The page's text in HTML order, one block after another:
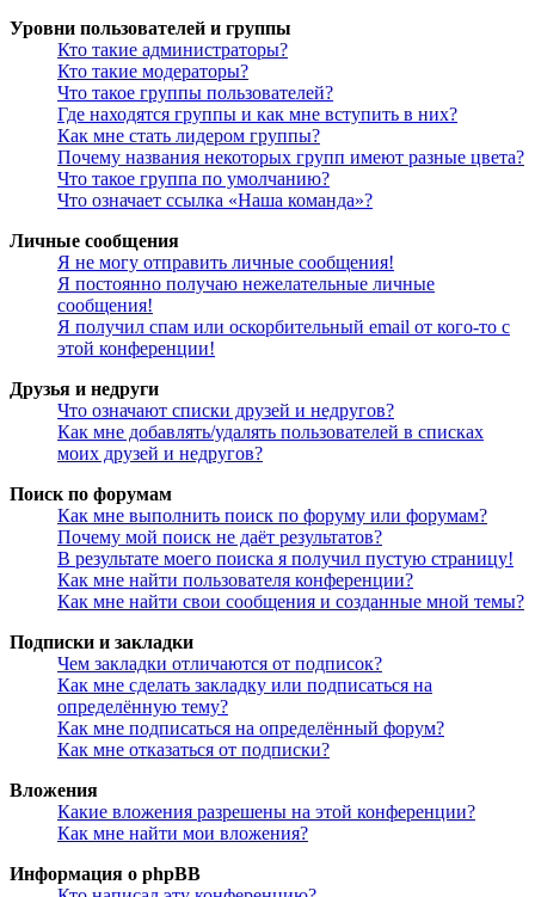
Уровни пользователей и группы
Кто такие администраторы?
Кто такие модераторы?
Что такое группы пользователей?
Где находятся группы и как мне вступить в них?
Как мне стать лидером группы?
Почему названия некоторых групп имеют разные цвета?
Что такое группа по умолчанию?
Что означает ссылка «Наша команда»?
Личные сообщения
Я не могу отправить личные сообщения!
Я постоянно получаю нежелательные личные
сообщения!
Я получил спам или оскорбительный email от кого-то с
этой конференции!
Друзья и недруги
Что означают списки друзей и недругов?
Как мне добавлять/удалять пользователей в списках
моих друзей и недругов?
Поиск по форумам
Как мне выполнить поиск по форуму или форумам?
Почему мой поиск не даёт результатов?
В результате моего поиска я получил пустую страницу!
Как мне найти пользователя конференции?
Как мне найти свои сообщения и созданные мной темы?
Подписки и закладки
Чем закладки отличаются от подписок?
Как мне сделать закладку или подписаться на
определённую тему?
Как мне подписаться на определённый форум?
Как мне отказаться от подписки?
Вложения
Какие вложения разрешены на этой конференции?
Как мне найти мои вложения?
Информация о phpBB